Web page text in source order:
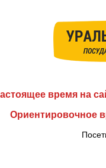
время на
Ориентировочное